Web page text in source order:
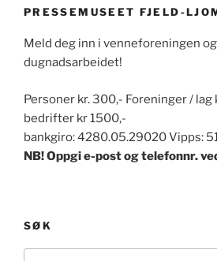
PRESSEMUSEET FJELD-
Meld deg inn i venneforeningen
dugnadsarbeidet!
Personer kr. 300,- Foreninger /
bedrifter kr 1500,-
bankgiro: 4280.05.29020 Vipps:
NB! Oppgi e-post og telefonnr.
SØK